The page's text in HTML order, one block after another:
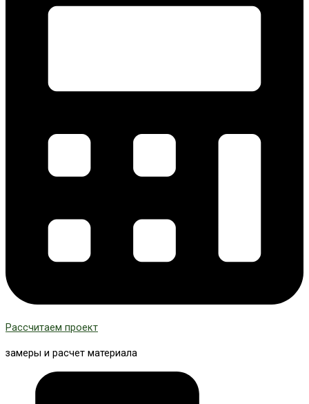
Рассчитаем проект
замеры и расчет материала